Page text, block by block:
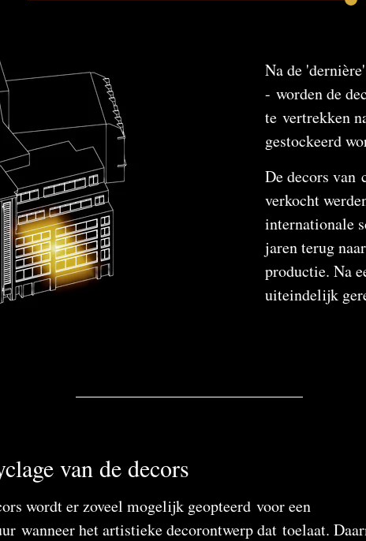
Na de
- worden de
te vertrekken
gestockeerd
De decors van
verkocht
internationale
jaren terug
productie. Na
uiteindelijk
van de decors
wordt er zoveel mogelijk geopteerd voor een
wanneer het artistieke decorontwerp dat toelaat.